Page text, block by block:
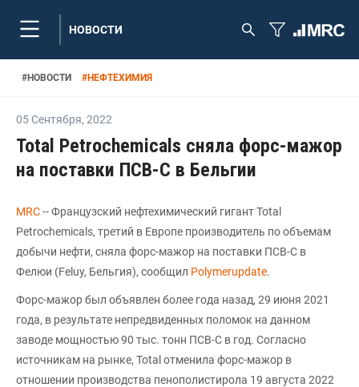
НОВОСТИ
#НОВОСТИ #НЕФТЕХИМИЯ
05 Сентября, 2022
Total Petrochemicals сняла форс-мажор
на поставки ПСВ-С в Бельгии
MRC-- Французский нефтехимический гигант Total
Petrochemicals, третий в Европе производитель по объемам
добычи нефти, сняла форс-мажор на поставки ПСВ-С в
Фелюи (Feluy, Бельгия), сообщил Polymerupdate.
Форс-мажор был объявлен более года назад, 29 июня 2021
года, в результате непредвиденных поломок на данном
заводе мощностью 90 тыс. тонн ПСВ-С в год. Согласно
источникам на рынке, Total отменила форс-мажор в
отношении производства пенополистирола 19 августа 2022